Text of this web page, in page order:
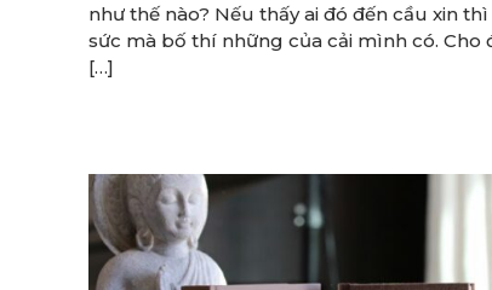
như thế nào? Nếu thấy ai đó đến cầu xin
sức mà bố thí những của cải mình có. Cho
[…]